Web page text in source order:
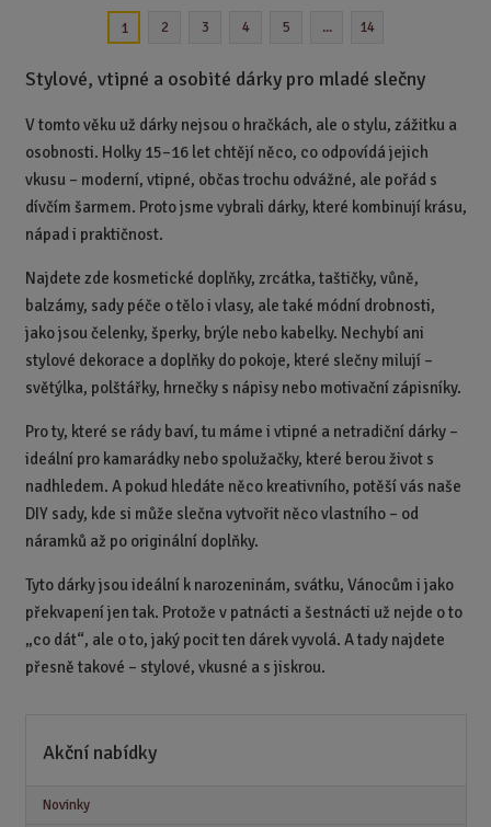
p
č
e
t
1 2 3 4 5 ... 14
Stylové, vtipné a osobité dárky pro mladé slečny
V tomto věku už dárky nejsou o hračkách, ale o stylu, zážitku a
osobnosti. Holky 15–16 let chtějí něco, co odpovídá jejich
vkusu – moderní, vtipné, občas trochu odvážné, ale pořád s
dívčím šarmem. Proto jsme vybrali dárky, které kombinují krásu,
nápad i praktičnost.
Najdete zde kosmetické doplňky, zrcátka, taštičky, vůně,
balzámy, sady péče o tělo i vlasy, ale také módní drobnosti,
jako jsou čelenky, šperky, brýle nebo kabelky. Nechybí ani
stylové dekorace a doplňky do pokoje, které slečny milují –
světýlka, polštářky, hrnečky s nápisy nebo motivační zápisníky.
Pro ty, které se rády baví, tu máme i vtipné a netradiční dárky –
ideální pro kamarádky nebo spolužačky, které berou život s
nadhledem. A pokud hledáte něco kreativního, potěší vás naše
DIY sady, kde si může slečna vytvořit něco vlastního – od
náramků až po originální doplňky.
Tyto dárky jsou ideální k narozeninám, svátku, Vánocům i jako
překvapení jen tak. Protože v patnácti a šestnácti už nejde o to
„co dát“, ale o to, jaký pocit ten dárek vyvolá. A tady najdete
přesně takové – stylové, vkusné a s jiskrou.
Akční nabídky
Novinky